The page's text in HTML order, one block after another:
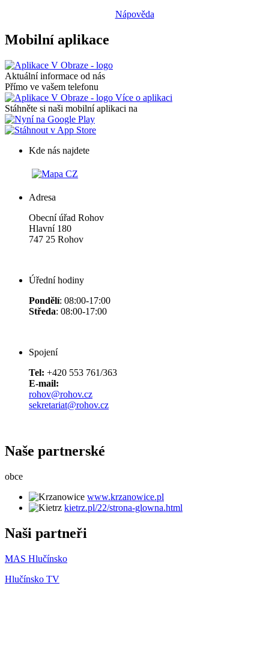
Nápověda
Mobilní aplikace
Aktuální informace od nás
Přímo ve vašem telefonu
Více o aplikaci
Stáhněte si naši mobilní aplikaci na
Kde nás najdete
Adresa
Obecní úřad Rohov
Hlavní 180
747 25 Rohov
Úřední hodiny
Pondělí: 08:00-17:00
Středa: 08:00-17:00
Spojení
Tel: +420 553 761/363
E-mail:
rohov@rohov.cz
sekretariat@rohov.cz
Naše partnerské
obce
www.krzanowice.pl
kietrz.pl/22/strona-glowna.html
Naši partneři
MAS Hlučínsko
Hlučínsko TV